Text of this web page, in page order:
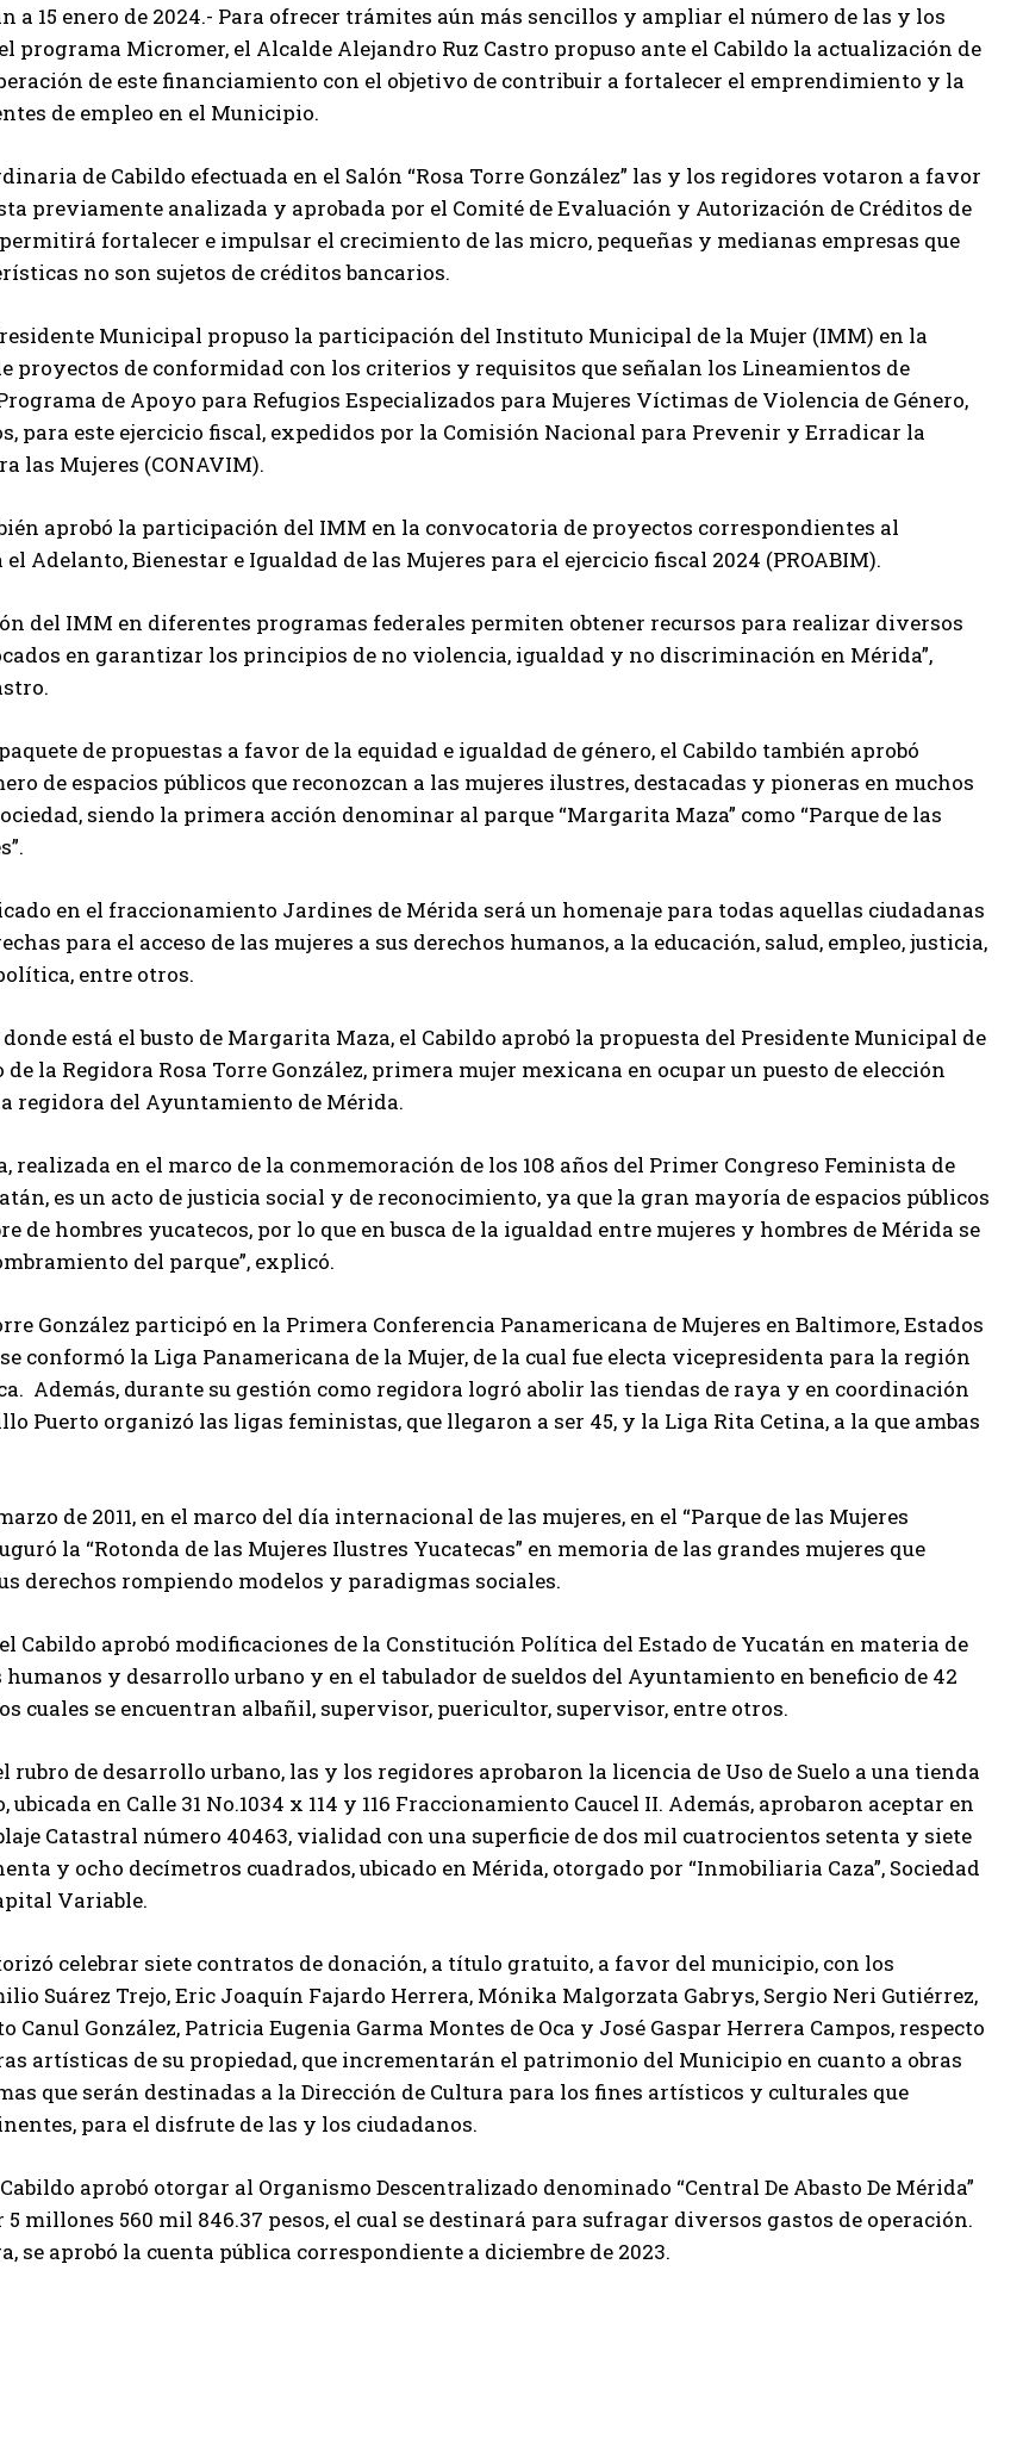
a 15 enero de 2024.- Para ofrecer trámites aún más sencillos y ampliar el número de las y los
programa Micromer, el Alcalde Alejandro Ruz Castro propuso ante el Cabildo la actualización de
de este financiamiento con el objetivo de contribuir a fortalecer el emprendimiento y la
de empleo en el Municipio.
de Cabildo efectuada en el Salón “Rosa Torre González” las y los regidores votaron a favor
previamente analizada y aprobada por el Comité de Evaluación y Autorización de Créditos de
fortalecer e impulsar el crecimiento de las micro, pequeñas y medianas empresas que
no son sujetos de créditos bancarios.
Municipal propuso la participación del Instituto Municipal de la Mujer (IMM) en la
proyectos de conformidad con los criterios y requisitos que señalan los Lineamientos de
de Apoyo para Refugios Especializados para Mujeres Víctimas de Violencia de Género,
para este ejercicio fiscal, expedidos por la Comisión Nacional para Prevenir y Erradicar la
las Mujeres (CONAVIM).
aprobó la participación del IMM en la convocatoria de proyectos correspondientes al
Adelanto, Bienestar e Igualdad de las Mujeres para el ejercicio fiscal 2024 (PROABIM).
del IMM en diferentes programas federales permiten obtener recursos para realizar diversos
en garantizar los principios de no violencia, igualdad y no discriminación en Mérida”,
de propuestas a favor de la equidad e igualdad de género, el Cabildo también aprobó
de espacios públicos que reconozcan a las mujeres ilustres, destacadas y pioneras en muchos
siendo la primera acción denominar al parque “Margarita Maza” como “Parque de las
en el fraccionamiento Jardines de Mérida será un homenaje para todas aquellas ciudadanas
para el acceso de las mujeres a sus derechos humanos, a la educación, salud, empleo, justicia,
entre otros.
está el busto de Margarita Maza, el Cabildo aprobó la propuesta del Presidente Municipal de
de la Regidora Rosa Torre González, primera mujer mexicana en ocupar un puesto de elección
regidora del Ayuntamiento de Mérida.
realizada en el marco de la conmemoración de los 108 años del Primer Congreso Feminista de
es un acto de justicia social y de reconocimiento, ya que la gran mayoría de espacios públicos
de hombres yucatecos, por lo que en busca de la igualdad entre mujeres y hombres de Mérida se
del parque”, explicó.
González participó en la Primera Conferencia Panamericana de Mujeres en Baltimore, Estados
conformó la Liga Panamericana de la Mujer, de la cual fue electa vicepresidenta para la región
Además, durante su gestión como regidora logró abolir las tiendas de raya y en coordinación
Puerto organizó las ligas feministas, que llegaron a ser 45, y la Liga Rita Cetina, a la que ambas
de 2011, en el marco del día internacional de las mujeres, en el “Parque de las Mujeres
la “Rotonda de las Mujeres Ilustres Yucatecas” en memoria de las grandes mujeres que
derechos rompiendo modelos y paradigmas sociales.
Cabildo aprobó modificaciones de la Constitución Política del Estado de Yucatán en materia de
y desarrollo urbano y en el tabulador de sueldos del Ayuntamiento en beneficio de 42
cuales se encuentran albañil, supervisor, puericultor, supervisor, entre otros.
rubro de desarrollo urbano, las y los regidores aprobaron la licencia de Uso de Suelo a una tienda
ubicada en Calle 31 No.1034 x 114 y 116 Fraccionamiento Caucel II. Además, aprobaron aceptar en
Catastral número 40463, vialidad con una superficie de dos mil cuatrocientos setenta y siete
y ocho decímetros cuadrados, ubicado en Mérida, otorgado por “Inmobiliaria Caza”, Sociedad
Variable.
celebrar siete contratos de donación, a título gratuito, a favor del municipio, con los
Suárez Trejo, Eric Joaquín Fajardo Herrera, Mónika Malgorzata Gabrys, Sergio Neri Gutiérrez,
Canul González, Patricia Eugenia Garma Montes de Oca y José Gaspar Herrera Campos, respecto
artísticas de su propiedad, que incrementarán el patrimonio del Municipio en cuanto a obras
que serán destinadas a la Dirección de Cultura para los fines artísticos y culturales que
para el disfrute de las y los ciudadanos.
aprobó otorgar al Organismo Descentralizado denominado “Central De Abasto De Mérida”
5 millones 560 mil 846.37 pesos, el cual se destinará para sufragar diversos gastos de operación.
se aprobó la cuenta pública correspondiente a diciembre de 2023.